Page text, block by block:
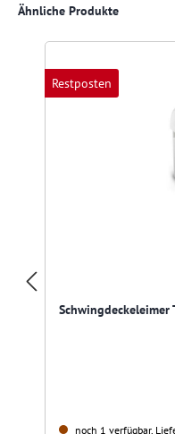
Produktgalerie überspringen
Ähnliche Produkte
Restposten
Schwingdeckeleimer
noch 1 verfügbar,